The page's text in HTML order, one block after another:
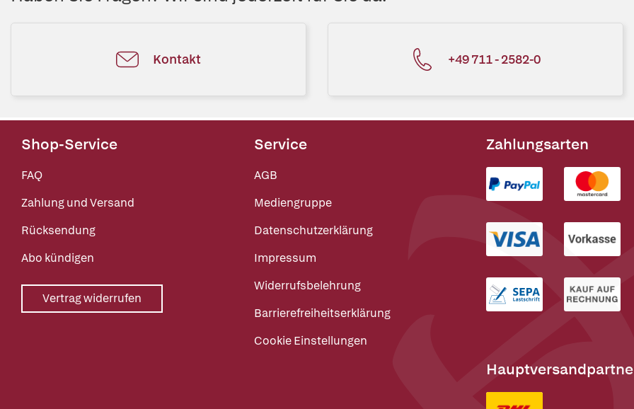
Kontakt +49 711 - 2582-0
Shop-Service
FAQ
Zahlung und Versand
Rücksendung
Abo kündigen
Vertrag widerrufen
Service
AGB
Mediengruppe
Datenschutzerklärung
Impressum
Widerrufsbelehrung
Barrierefreiheitserklärung
Cookie Einstellungen
Zahlungsarten